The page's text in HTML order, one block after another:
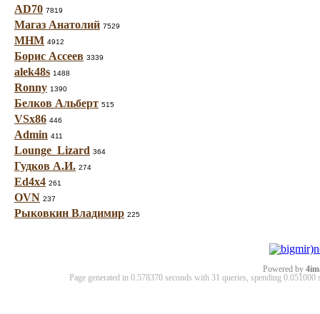
AD70 7819
Магаз Анатолий 7529
МНМ 4912
Борис Ассеев 3339
alek48s 1488
Ronny 1390
Белков Альберт 515
VSx86 446
Admin 411
Lounge_Lizard 364
Гудков А.И. 274
Ed4x4 261
OVN 237
Рыковкин Владимир 225
Powered by
Page generated in 0.578370 seconds with 31 queries, spending